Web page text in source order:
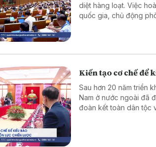
diệt hàng loạt. Việc
quốc gia, chủ động
Kiến tạo cơ chế để
Sau hơn 20 năm triển
Nam ở nước ngoài đã
đoàn kết toàn dân tộc